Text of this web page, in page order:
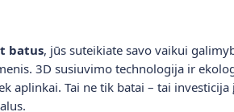
batus, jūs suteikiate savo vaikui
3D susiuvimo technologija ir
aplinkai. Tai ne tik batai – tai